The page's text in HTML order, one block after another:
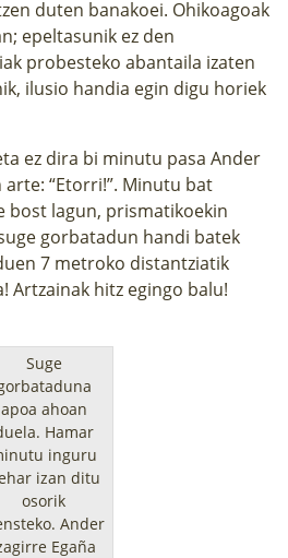
duten banakoei. Ohikoagoak
epeltasunik ez den
probesteko abantaila izaten
ilusio handia egin digu horiek
ez dira bi minutu pasa Ander
“Etorri!”. Minutu bat
bost lagun, prismatikoekin
gorbatadun handi batek
7 metroko distantziatik
Artzainak hitz egingo balu!
Suge
apoa ahoan
Hamar
inguru
izan ditu
osorik
Ander
Egaña